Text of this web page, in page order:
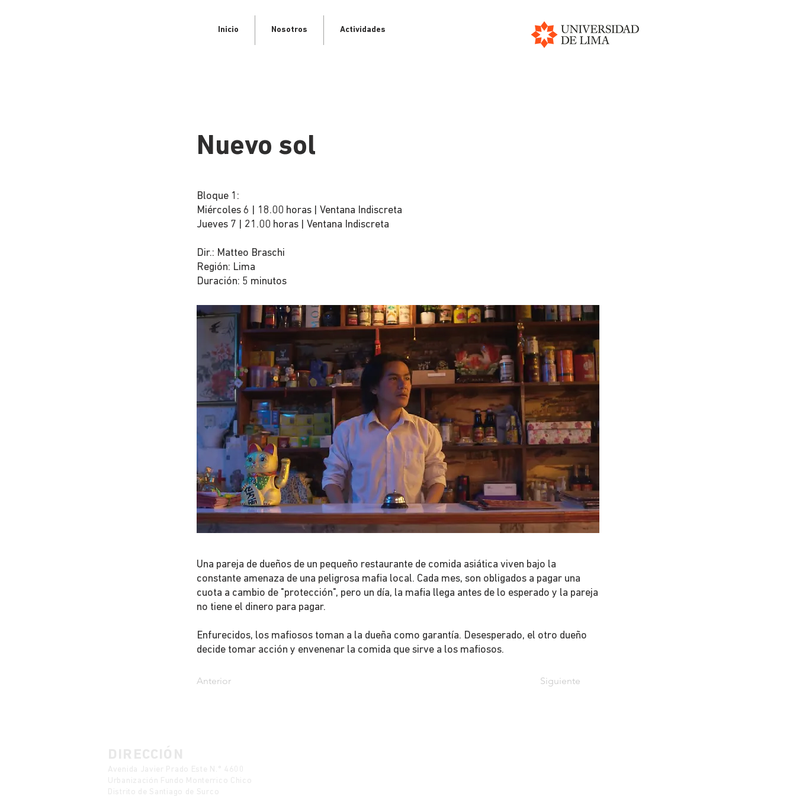
Inicio Nosotros Actividades
Nuevo sol
Bloque 1:
Miércoles 6 | 18.00 horas | Ventana Indiscreta
Jueves 7 | 21.00 horas | Ventana Indiscreta
Dir.: Matteo Braschi
Región: Lima
Duración: 5 minutos
Una pareja de dueños de un pequeño restaurante de comida asiática viven bajo la
constante amenaza de una peligrosa mafia local. Cada mes, son obligados a pagar una
cuota a cambio de "protección", pero un día, la mafia llega antes de lo esperado y la pareja
no tiene el dinero para pagar.
Enfurecidos, los mafiosos toman a la dueña como garantía. Desesperado, el otro dueño
decide tomar acción y envenenar la comida que sirve a los mafiosos.
Anterior Siguiente